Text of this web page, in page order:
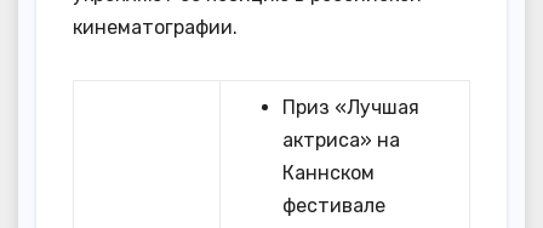
кинематографии.
Приз «Лучшая
актриса» на
Каннском
фестивале